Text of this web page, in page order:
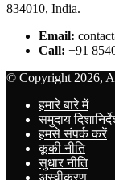
834010, India.
Email:
Call: +91
© Copyright 2026,
हमारे बारे में
समुदाय
हमसे संपर्क करें
कूकी नीति
सुधार नीति
अस्वीकरण